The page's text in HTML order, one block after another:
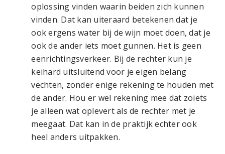
oplossing vinden waarin beiden zich kunnen
vinden. Dat kan uiteraard betekenen dat je
ook ergens water bij de wijn moet doen, dat je
ook de ander iets moet gunnen. Het is geen
eenrichtingsverkeer. Bij de rechter kun je
keihard uitsluitend voor je eigen belang
vechten, zonder enige rekening te houden met
de ander. Hou er wel rekening mee dat zoiets
je alleen wat oplevert als de rechter met je
meegaat. Dat kan in de praktijk echter ook
heel anders uitpakken.